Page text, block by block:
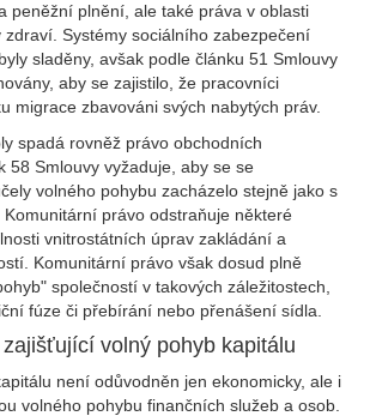
peněžní plnění, ale také práva v oblasti
Systémy sociálního zabezpečení
sladěny, avšak podle článku 51 Smlouvy
aby se zajistilo, že pracovníci
migrace zbavováni svých nabytých práv.
spadá rovněž právo obchodních
58 Smlouvy vyžaduje, aby se se
volného pohybu zacházelo stejně jako s
právo odstraňuje některé
vnitrostátních úprav zakládání a
Komunitární právo však dosud plně
společností v takových záležitostech,
fúze či přebírání nebo přenášení sídla.
volný pohyb kapitálu
není odůvodněn jen ekonomicky, ale i
volného pohybu finančních služeb a osob.